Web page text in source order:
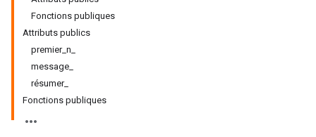
Fonctions publiques
Attributs publics
premier_n_
message_
résumer_
Fonctions publiques